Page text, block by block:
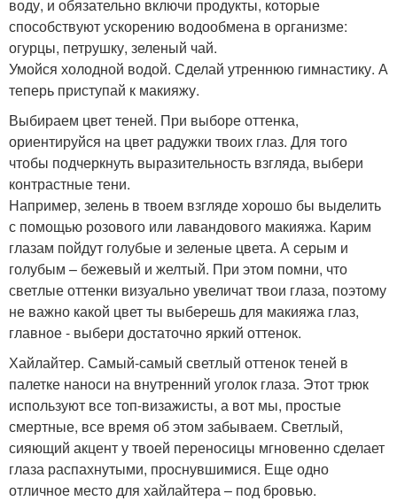
воду, и обязательно включи продукты, которые
способствуют ускорению водообмена в организме:
огурцы, петрушку, зеленый чай.
Умойся холодной водой. Сделай утреннюю гимнастику. А
теперь приступай к макияжу.
Выбираем цвет теней. При выборе оттенка,
ориентируйся на цвет радужки твоих глаз. Для того
чтобы подчеркнуть выразительность взгляда, выбери
контрастные тени.
Например, зелень в твоем взгляде хорошо бы выделить
с помощью розового или лавандового макияжа. Карим
глазам пойдут голубые и зеленые цвета. А серым и
голубым – бежевый и желтый. При этом помни, что
светлые оттенки визуально увеличат твои глаза, поэтому
не важно какой цвет ты выберешь для макияжа глаз,
главное - выбери достаточно яркий оттенок.
Хайлайтер. Самый-самый светлый оттенок теней в
палетке наноси на внутренний уголок глаза. Этот трюк
используют все топ-визажисты, а вот мы, простые
смертные, все время об этом забываем. Светлый,
сияющий акцент у твоей переносицы мгновенно сделает
глаза распахнутыми, проснувшимися. Еще одно
отличное место для хайлайтера – под бровью.